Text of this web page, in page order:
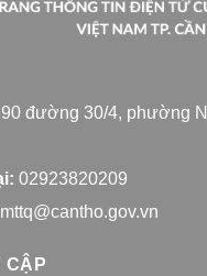
đường 30/4, phường
02923820209
CẬP